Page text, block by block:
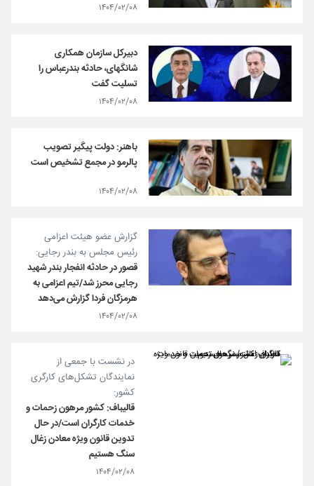
۱۴۰۴/۰۲/۰۸
دبیرکل سازمان همکاری
شانگهای، حادثه بندرعباس را
تسلیت گفت
۱۴۰۴/۰۲/۰۸
باهنر: دولت پیگیر تصویب
پالرمو در مجمع تشخیص است
۱۴۰۴/۰۲/۰۸
گزارش عضو هیئت اعزامی
رئیس مجلس به بندر رجایی:
قصور در حادثه انفجار بندر شهید
رجایی محرز شد/تیم اعزامی به
هرمزگان فردا گزارش می‌دهد
۱۴۰۴/۰۲/۰۸
در نشست با جمعی از
نمایندگان تشکل‌های کارگری
کشور:
قالیباف: کشور مرهون زحمات و
خدمات کارگران است/در حال
تدوین قانون ویژه معادن زغال
سنگ هستیم
۱۴۰۴/۰۲/۰۸